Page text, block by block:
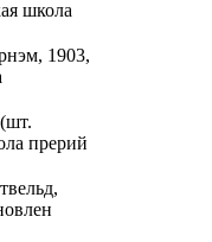
школа
1903,
прерий